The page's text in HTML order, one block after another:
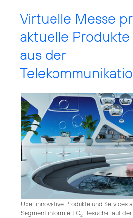
Virtuelle Messe
aktuelle
aus der
Über innovative Produkte und Services
Segment informiert O2 Besucher auf